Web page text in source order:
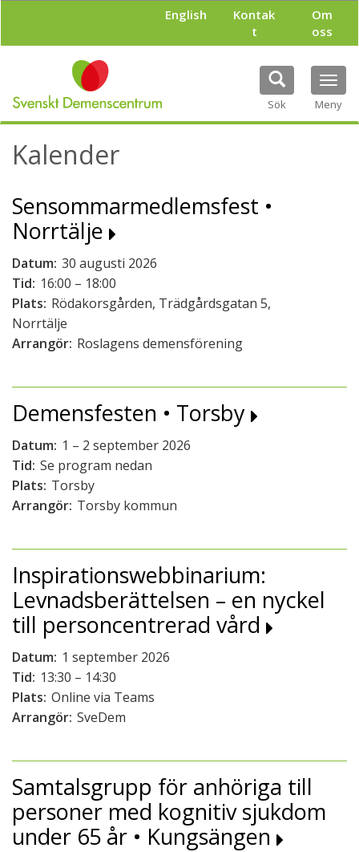
l
English
Kontak
t
Om
oss
Sök Meny
Kalender
Sensommarmedlemsfest •
Norrtälje
Datum: 30 augusti 2026
Tid: 16:00 – 18:00
Plats: Rödakorsgården, Trädgårdsgatan 5,
Norrtälje
Arrangör: Roslagens demensförening
Demensfesten • Torsby
Datum: 1 – 2 september 2026
Tid: Se program nedan
Plats: Torsby
Arrangör: Torsby kommun
Inspirationswebbinarium:
Levnadsberättelsen – en nyckel
till personcentrerad vård
Datum: 1 september 2026
Tid: 13:30 – 14:30
Plats: Online via Teams
Arrangör: SveDem
Samtalsgrupp för anhöriga till
personer med kognitiv sjukdom
under 65 år • Kungsängen